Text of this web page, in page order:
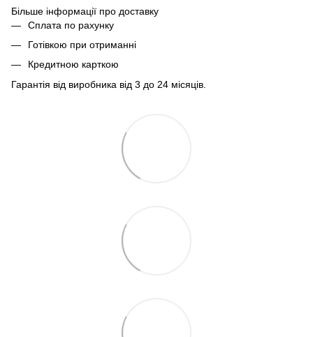
Більше інформації про доставку
Сплата по рахунку
Готівкою при отриманні
Кредитною карткою
Гарантія від виробника від 3 до 24 місяців.